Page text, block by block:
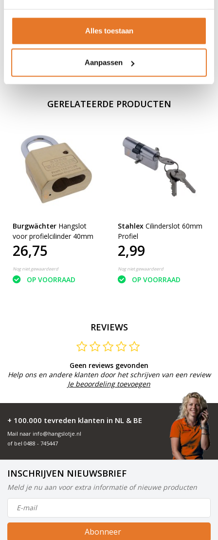
Alles toestaan
Aanpassen
Dit hangslot heeft een RVS binnenwerk en een massieve
messing body. En heeft een hoog aantal verschillende sluitingen!
Wilt u meer informatie omtrent het slot? Neem gerust
GERELATEERDE PRODUCTEN
Burgwächter Hangslot
voor profielcilinder 40mm
26,75
Nog niet gewaardeerd
OP VOORRAAD
Stahlex Cilinderslot 60mm
Profiel
2,99
Nog niet gewaardeerd
OP VOORRAAD
REVIEWS
Geen reviews gevonden
Help ons en andere klanten door het schrijven van een review
Je beoordeling toevoegen
+ 100.000 tevreden klanten in NL & BE
Mail naar info@hangslotje.nl
of bel 0488 - 745447
INSCHRIJVEN NIEUWSBRIEF
Meld je nu aan voor extra informatie of nieuwe producten
Abonneer